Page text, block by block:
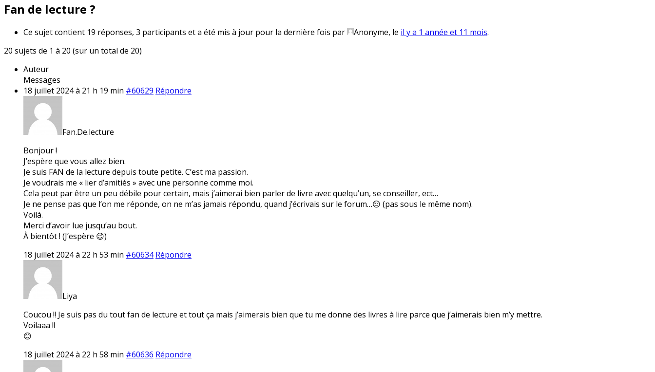
Fan de lecture ?
Ce sujet contient 19 réponses, 3 participants et a été mis à jour pour la dernière fois par Anonyme, le il y a 1 année et 11 mois.
20 sujets de 1 à 20 (sur un total de 20)
Auteur
Messages
18 juillet 2024 à 21 h 19 min #60629 Répondre
Fan.De.lecture
Bonjour !
J’espère que vous allez bien.
Je suis FAN de la lecture depuis toute petite. C’est ma passion.
Je voudrais me « lier d’amitiés » avec une personne comme moi.
Cela peut par être un peu débile pour certain, mais j’aimerai bien parler de livre avec quelqu’un, se conseiller, ect…
Je ne pense pas que l’on me réponde, on ne m’as jamais répondu, quand j’écrivais sur le forum…😔 (pas sous le même nom).
Voilà.
Merci d’avoir lue jusqu’au bout.
À bientôt ! (J’espère 😉)
18 juillet 2024 à 22 h 53 min #60634 Répondre
Liya
Coucou !! Je suis pas du tout fan de lecture et tout ça mais j’aimerais bien que tu me donne des livres à lire parce que j’aimerais bien m’y mettre.
Voilaaa !!
😊
18 juillet 2024 à 22 h 58 min #60636 Répondre